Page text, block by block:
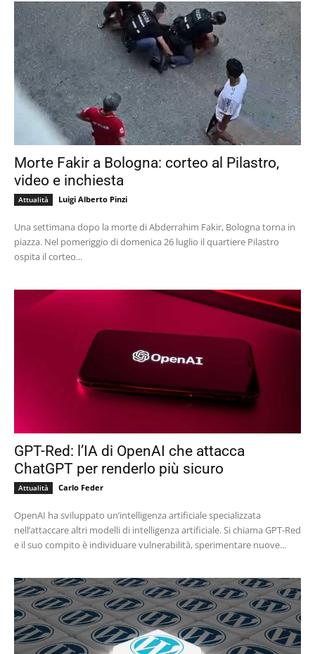
Morte Fakir a Bologna: corteo al Pilastro,
video e inchiesta
Attualità Luigi Alberto Pinzi
Una settimana dopo la morte di Abderrahim Fakir, Bologna torna in
piazza. Nel pomeriggio di domenica 26 luglio il quartiere Pilastro
ospita il corteo...
GPT-Red: l’IA di OpenAI che attacca
ChatGPT per renderlo più sicuro
Attualità Carlo Feder
OpenAI ha sviluppato un’intelligenza artificiale specializzata
nell’attaccare altri modelli di intelligenza artificiale. Si chiama GPT-Red
e il suo compito è individuare vulnerabilità, sperimentare nuove...